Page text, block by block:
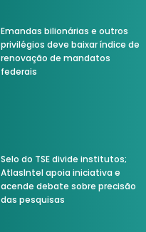
Emandas bilionárias e outros
privilégios deve baixar índice de
renovação de mandatos
federais
Selo do TSE divide institutos;
AtlasIntel apoia iniciativa e
acende debate sobre precisão
das pesquisas